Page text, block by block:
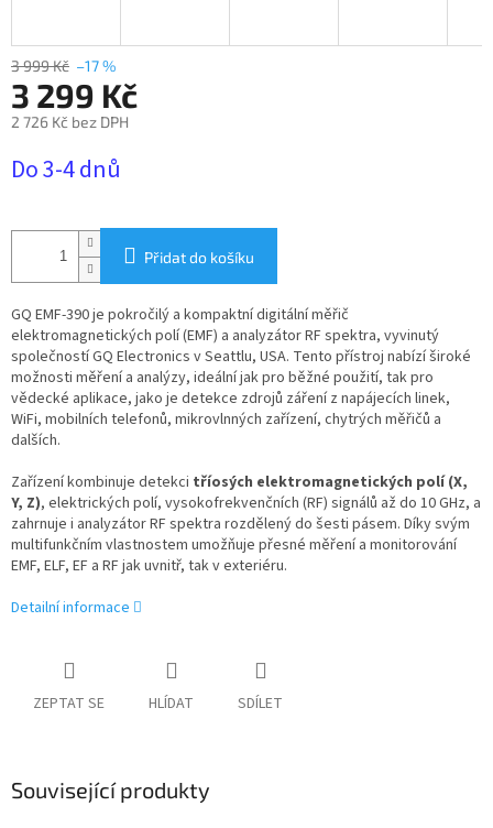
3 999 Kč –17 %
3 299 Kč
2 726 Kč bez DPH
cena:
Do 3-4 dnů
Přidat do košíku
GQ EMF-390 je pokročilý a kompaktní digitální měřič
elektromagnetických polí (EMF) a analyzátor RF spektra, vyvinutý
společností GQ Electronics v Seattlu, USA. Tento přístroj nabízí široké
možnosti měření a analýzy, ideální jak pro běžné použití, tak pro
vědecké aplikace, jako je detekce zdrojů záření z napájecích linek,
WiFi, mobilních telefonů, mikrovlnných zařízení, chytrých měřičů a
dalších.
Zařízení kombinuje detekci tříosých elektromagnetických polí (X,
Y, Z), elektrických polí, vysokofrekvenčních (RF) signálů až do 10 GHz, a
zahrnuje i analyzátor RF spektra rozdělený do šesti pásem. Díky svým
multifunkčním vlastnostem umožňuje přesné měření a monitorování
EMF, ELF, EF a RF jak uvnitř, tak v exteriéru.
Detailní informace
ZEPTAT SE HLÍDAT SDÍLET
Související produkty